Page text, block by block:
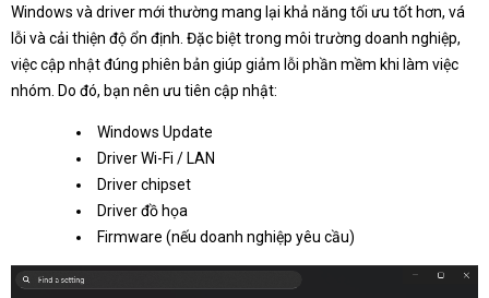
Windows và driver mới thường mang lại khả năng tối ưu tốt hơn, vá
lỗi và cải thiện độ ổn định. Đặc biệt trong môi trường doanh nghiệp,
việc cập nhật đúng phiên bản giúp giảm lỗi phần mềm khi làm việc
nhóm. Do đó, bạn nên ưu tiên cập nhật:
Windows Update
Driver Wi-Fi / LAN
Driver chipset
Driver đồ họa
Firmware (nếu doanh nghiệp yêu cầu)